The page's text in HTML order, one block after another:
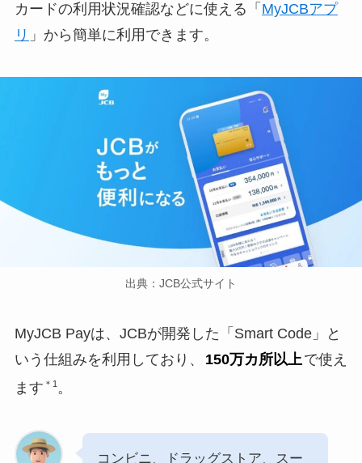
カードの利用状況確認などに使える「 MyJCBアプ
リ 」から簡単に利用できます。
出典：JCB公式サイト
MyJCB Payは、JCBが開発した「Smart Code」と
いう仕組みを利用しており、
150万カ所以上で使え
ます ＊1 。
コンビニ、ドラッグストア、スー